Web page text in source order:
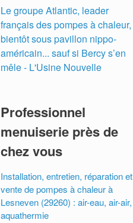
Le groupe Atlantic, leader
français des pompes à chaleur,
bientôt sous pavillon nippo-
américain... sauf si Bercy s’en
mêle - L'Usine Nouvelle
Professionnel
menuiserie près de
chez vous
Installation, entretien, réparation et
vente de pompes à chaleur à
Lesneven (29260) : air-eau, air-air,
aquathermie